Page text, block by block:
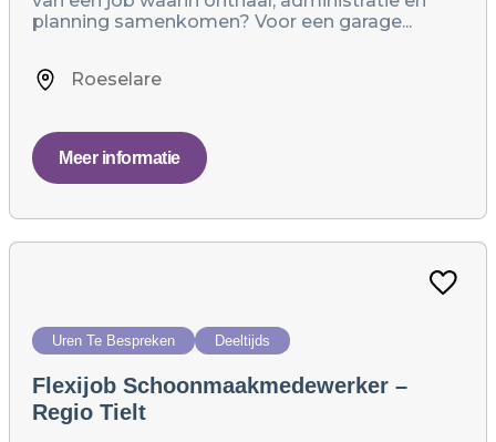
planning samenkomen? Voor een garage...
Roeselare
Meer informatie
Uren Te Bespreken Deeltijds
Flexijob Schoonmaakmedewerker –
Regio Tielt